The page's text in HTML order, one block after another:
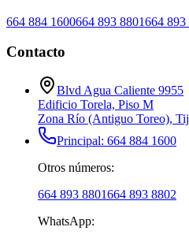
664 884 1600664 893 8801664 893
Contacto
Blvd Agua Caliente 9955
Edificio Torela, Piso M
Zona Río (Antiguo Toreo),
Principal: 664 884 1600
Otros números:
664 893 8801664 893 8802
WhatsApp: